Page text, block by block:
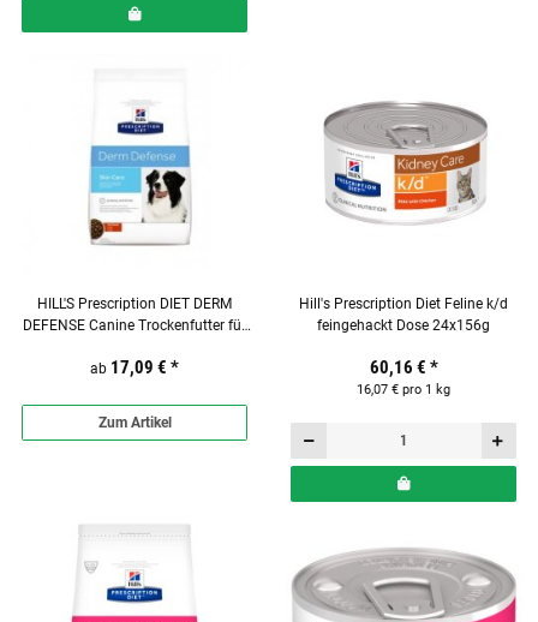
HILL'S Prescription DIET DERM
DEFENSE Canine Trockenfutter für
ab 17,09 € *
Zum Artikel
Hill's Prescription Diet Feline k/d
feingehackt Dose 24x156g
60,16 € *
16,07 € pro 1 kg